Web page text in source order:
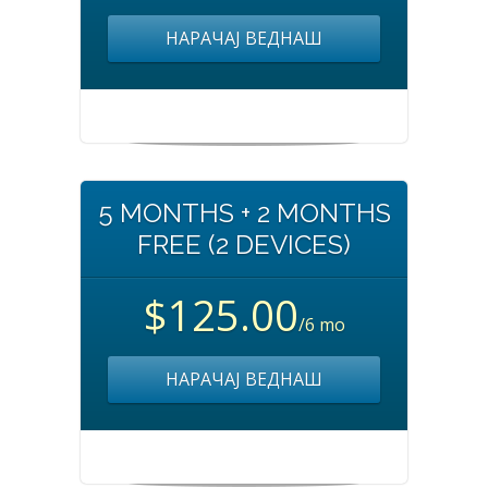
НАРАЧАЈ ВЕДНАШ
5 MONTHS + 2 MONTHS
FREE (2 DEVICES)
$125.00/6 mo
НАРАЧАЈ ВЕДНАШ